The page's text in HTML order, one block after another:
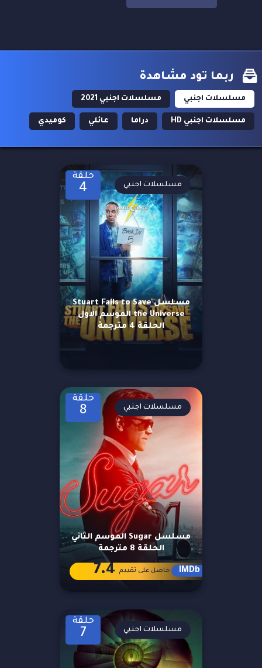
ربما تود مشاهدة
مسلسلات اجنبي مسلسلات اجنبي 2021
مسلسلات اجنبي HD دراما عائلي كوميدي
حلقة
4
مسلسل Stuart Fails to Save
the Universe الموسم الاول
الحلقة 4 مترجمة
مسلسلات اجنبي
حلقة
8
مسلسل Sugar الموسم الثاني
الحلقة 8 مترجمة
مسلسلات اجنبي
IMDb حاصل على تقييم 7.4
حلقة
7 مسلسلات اجنبي